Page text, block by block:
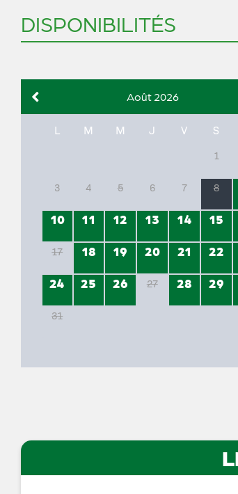
DISPONIBILITÉS
Août 2026
L M M J V S
1
3 4 5 6 7 8
10
11 12 13 14 15
17 18 19 20 21 22
24
25 26 27 28 29
31